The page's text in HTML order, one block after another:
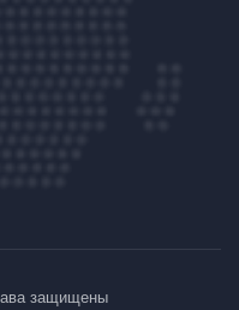
защищены